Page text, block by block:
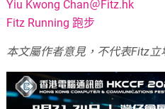
Yiu Kwong Chan＠Fitz.hk
Fitz Running 跑步
本文屬作者意見，不代表Fitz立